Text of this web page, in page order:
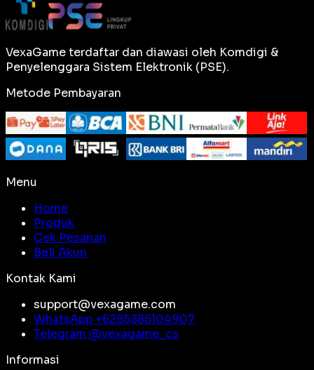
VexaGame terdaftar dan diawasi oleh Komdigi &
Penyelenggara Sistem Elektronik (PSE).
Metode Pembayaran
Menu
Home
Produk
Cek Pesanan
Beli Akun
Kontak Kami
support@vexagame.com
WhatsApp +6285385104907
Telegram @vexagame_cs
Informasi